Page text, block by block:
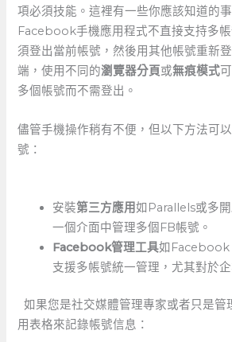
項必須技能。這裡有一些你應該知道的
Facebook手機應用程式不直接支持多
須登出當前帳號，然後用其他帳號重新
端，使用不同的瀏覽器分頁或無痕模式
多個帳號而不需登出。
儘管手機操作稍有不便，但以下方法可
號：
安裝第三方應用如Parallels或多
一個介面中管理多個FB帳號。
Facebook管理工具如Facebook⁣
支援多帳號統一管理，尤其對於
如果您是社交媒體管理專家或者只是
用表格來記錄帳號信息：